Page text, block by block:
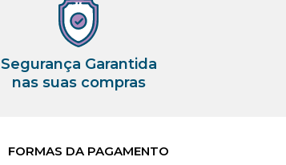
Segurança Garantida
nas suas compras
FORMAS DA PAGAMENTO